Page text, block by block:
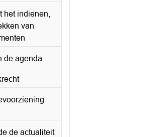
het indienen,
van
de agenda
de actualiteit